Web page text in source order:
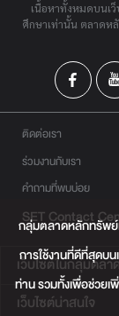
เนื้อหาทั้งหมดบนเ
ศึกษาเท่านั้น ตลาดห
ติดต่อเรา
ร่วมงานกับเรา
คำถามที่พบบ่อย
SET Contact
เว็บไซต์ในกลุ่มตล
เว็บไซต์น่าสนใจ
กลุ่มตลาดหลักทรัพย์
การใช้งานที่ดีที่สุดบ
ท่าน รวมทั้งเพื่อช่วย